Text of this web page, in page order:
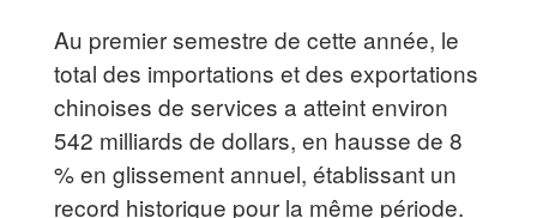
Au premier semestre de cette année, le
total des importations et des exportations
chinoises de services a atteint environ
542 milliards de dollars, en hausse de 8
% en glissement annuel, établissant un
record historique pour la même période.